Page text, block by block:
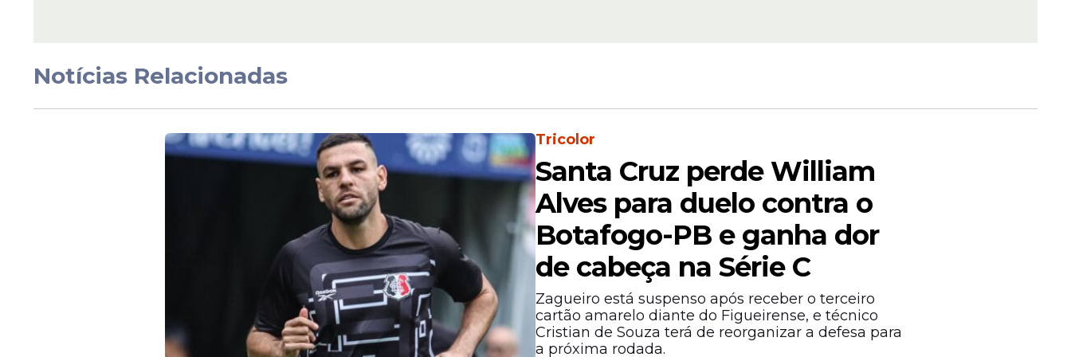
rodada da Copa do
Nordeste
A iniciativa é considerada inédita no contexto dofutebol nacional, especialmente pela exposição
da marca em uniforme oficial. O movimento reflete uma tendência de diversificação nas fontes de
receita dos clubes e também levanta discussões sobre os novos perfis de patrocinadores no
Notícias Relacionadas
Tricolor
Santa Cruz perde William
Alves para duelo contra o
Botafogo-PB e ganha dor
de cabeça na Série C
Zagueiro está suspenso após receber o terceiro
cartão amarelo diante do Figueirense, e técnico
Cristian de Souza terá de reorganizar a defesa para
a próxima rodada.